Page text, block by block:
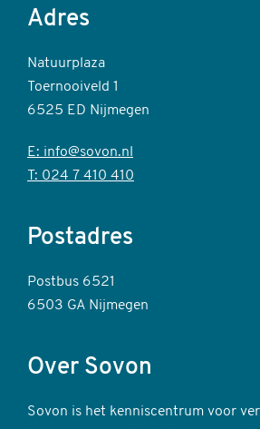
Adres
Natuurplaza
Toernooiveld 1
6525 ED Nijmegen
E: info@sovon.nl
T: 024 7 410 410
Postadres
Postbus 6521
6503 GA Nijmegen
Over Sovon
Sovon is het kenniscentrum voor